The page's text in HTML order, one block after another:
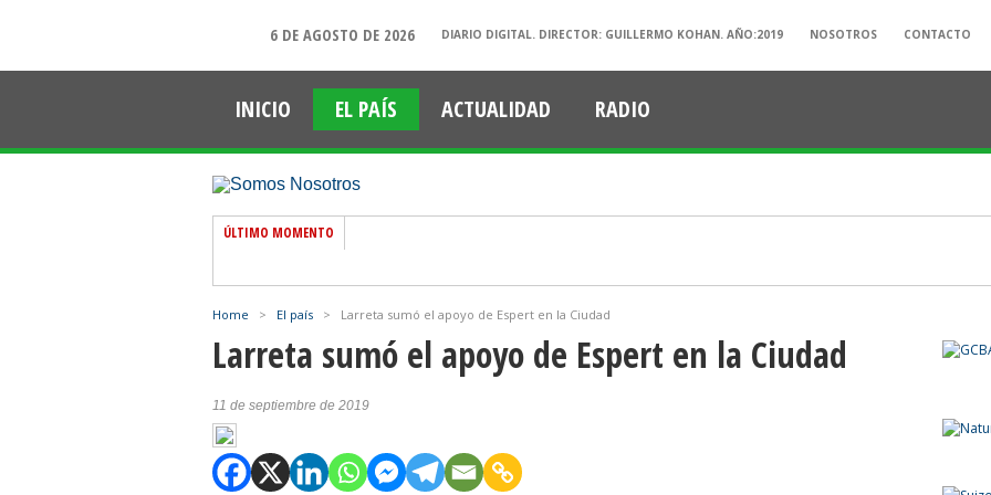
6 DE AGOSTO DE 2026 DIARIO DIGITAL. DIRECTOR: GUILLERMO KOHAN. AÑO:2019 NOSOTROS CONTACTO
INICIO EL PAÍS ACTUALIDAD RADIO
ÚLTIMO MOMENTO
Home > El país > Larreta sumó el apoyo de Espert en la Ciudad
Larreta sumó el apoyo de Espert en la Ciudad
11 de septiembre de 2019